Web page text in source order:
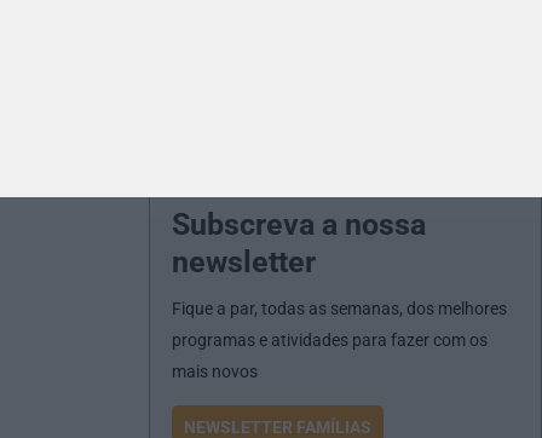
Subscreva a nossa
newsletter
Fique a par, todas as semanas, dos melhores
programas e atividades para fazer com os
mais novos
NEWSLETTER FAMÍLIAS